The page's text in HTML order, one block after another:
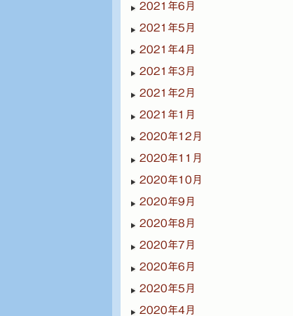
2021年6月
2021年5月
2021年4月
2021年3月
2021年2月
2021年1月
2020年12月
2020年11月
2020年10月
2020年9月
2020年8月
2020年7月
2020年6月
2020年5月
2020年4月